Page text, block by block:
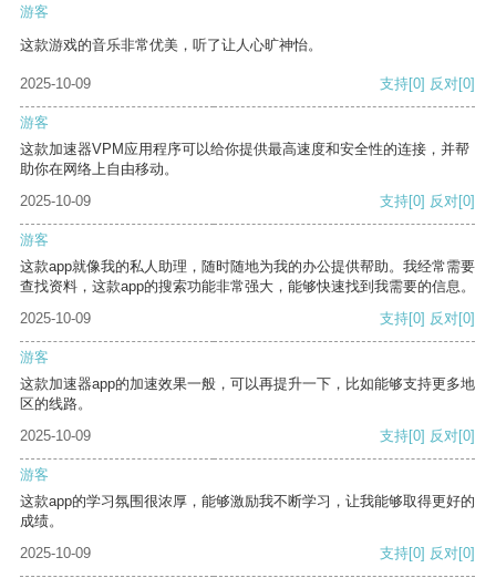
游客
这款游戏的音乐非常优美，听了让人心旷神怡。
2025-10-09 支持[0] 反对[0]
游客
这款加速器VPM应用程序可以给你提供最高速度和安全性的连接，并帮
助你在网络上自由移动。
2025-10-09
支持[0] 反对[0]
游客
这款app就像我的私人助理，随时随地为我的办公提供帮助。我经常需要
查找资料，这款app的搜索功能非常强大，能够快速找到我需要的信息。
2025-10-09
支持[0] 反对[0]
游客
这款加速器app的加速效果一般，可以再提升一下，比如能够支持更多地
区的线路。
2025-10-09
支持[0] 反对[0]
游客
这款app的学习氛围很浓厚，能够激励我不断学习，让我能够取得更好的
成绩。
2025-10-09
支持[0] 反对[0]